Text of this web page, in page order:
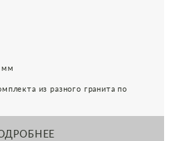
мм
из разного гранита по